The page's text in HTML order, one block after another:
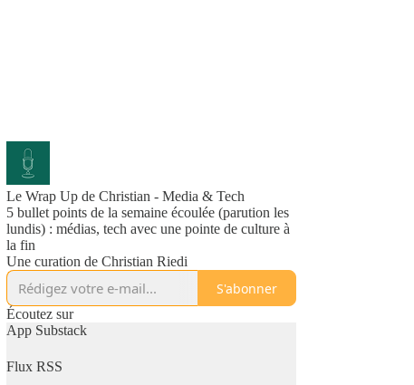
Le Wrap Up de Christian - Media & Tech
5 bullet points de la semaine écoulée (parution les
lundis) : médias, tech avec une pointe de culture à
la fin
Une curation de Christian Riedi
S'abonner
Écoutez sur
App Substack
Flux RSS